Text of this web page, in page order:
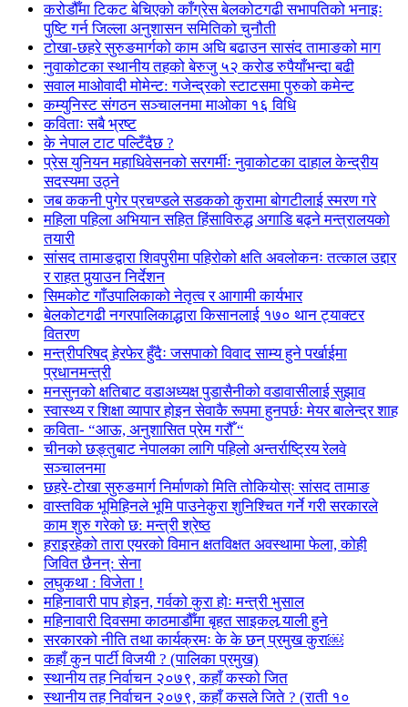
करोडौँमा टिकट बेचिएको काँग्रेस बेलकोटगढी सभापतिको भनाइः
पुष्टि गर्न जिल्ला अनुशासन समितिको चुनौती
टोखा-छहरे सुरुङमार्गको काम अघि बढाउन सासंद तामाङको माग
नुवाकोटका स्थानीय तहको बेरुजु ५२ करोड रुपैयाँभन्दा बढी
सवाल माओवादी मोमेन्ट: गजेन्द्रको स्टाटसमा पुरुको कमेन्ट
कम्युनिस्ट संगठन सञ्चालनमा माओका १६ विधि
कविताः सबै भ्रष्ट
के नेपाल टाट पल्टिँदैछ ?
प्रेस युनियन महाधिवेसनको सरगर्मीः नुवाकोटका दाहाल केन्द्रीय
सदस्यमा उठ्ने
जब ककनी पुगेर प्रचण्डले सडकको कुरामा बोगटीलाई स्मरण गरे
महिला पहिला अभियान सहित हिंसाविरुद्ध अगाडि बढ्ने मन्त्रालयको
तयारी
सांसद तामाङद्वारा शिवपुरीमा पहिरोको क्षति अवलोकनः तत्काल उद्दार
र राहत पुर्‍याउन निर्देशन
सिमकोट गाँउपालिकाको नेतृत्व र आगामी कार्यभार
बेलकोटगढी नगरपालिकाद्धारा किसानलाई १७० थान ट्याक्टर
वितरण
मन्त्रीपरिषद् हेरफेर हुँदैः जसपाको विवाद साम्य हुने पर्खाईमा
प्रधानमन्त्री
मनसुनको क्षतिबाट वडाअध्यक्ष पुडासैनीको वडावासीलाई सुझाव
स्वास्थ्य र शिक्षा व्यापार होइन सेवाकै रूपमा हुनपर्छः मेयर बालेन्द्र शाह
कविता- “आऊ, अनुशासित प्रेम गरौँ “
चीनको छङ्तुबाट नेपालका लागि पहिलो अन्तर्राष्ट्रिय रेलवे
सञ्चालनमा
छहरे-टोखा सुरुङमार्ग निर्माणको मिति तोकियोस्ः सांसद तामाङ
वास्तविक भूमिहिनले भूमि पाउनेकुरा शुनिश्चित गर्ने गरी सरकारले
काम शुरु गरेको छ: मन्त्री श्रेष्ठ
हराइरहेको तारा एयरको विमान क्षतविक्षत अवस्थामा फेला, कोही
जिवित छैनन्: सेना
लघुकथा : विजेता !
महिनावारी पाप होइन, गर्वको कुरा होः मन्त्री भुसाल
महिनावारी दिवसमा काठमाडौँमा बृहत साइकल र्‍याली हुने
सरकारको नीति तथा कार्यक्रमः के के छन् प्रमुख कुरा￼
कहाँ कुन पार्टी विजयी ? (पालिका प्रमुख)
स्थानीय तह निर्वाचन २०७९, कहाँ कस्को जित
स्थानीय तह निर्वाचन २०७९, कहाँ कसले जिते ? (राती १०